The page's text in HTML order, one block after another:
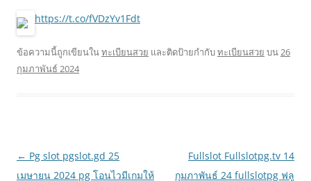
https://t.co/fVDzYv1Fdt
ข้อความนี้ถูกเขียนในทะเบียนสวย และติดป้ายกำกับทะเบียนสวย บน26
กุมภาพันธ์ 2024
เมนู
นำทาง
← Pg slot pgslot.gd 25
เมษายน 2024 pg โอนไวมีเกมให้
Fullslot Fullslotpg.tv 14
กุมภาพันธ์ 24 fullslotpg ฟลู